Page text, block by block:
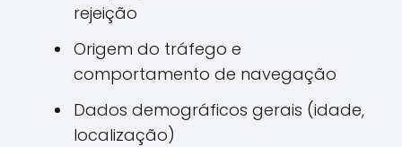
rejeição
Origem do tráfego e
comportamento de navegação
Dados demográficos gerais (idade,
localização)